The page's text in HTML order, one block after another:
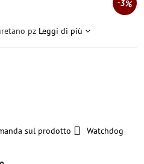
3%
pz Leggi di più
sul prodotto
Watchdog